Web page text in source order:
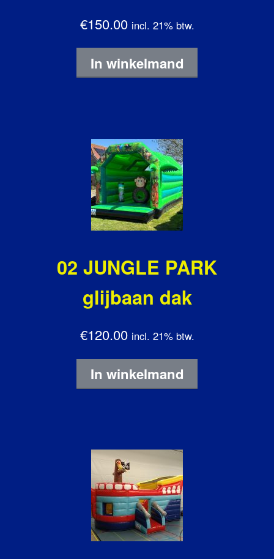
€150.00 incl. 21% btw.
In winkelmand
02 JUNGLE PARK
glijbaan dak
€120.00 incl. 21% btw.
In winkelmand